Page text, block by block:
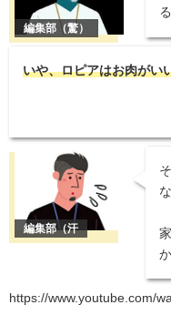
いや、ロピアはお肉がい
https://www.youtube.com/